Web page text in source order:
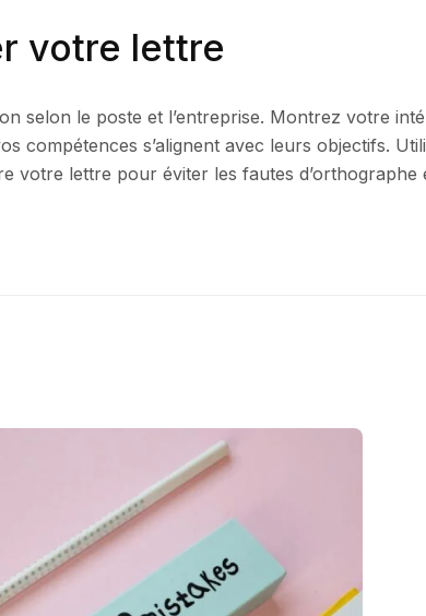
votre lettre
selon le poste et l’entreprise. Montrez votre
compétences s’alignent avec leurs objectifs.
votre lettre pour éviter les fautes d’orthographe